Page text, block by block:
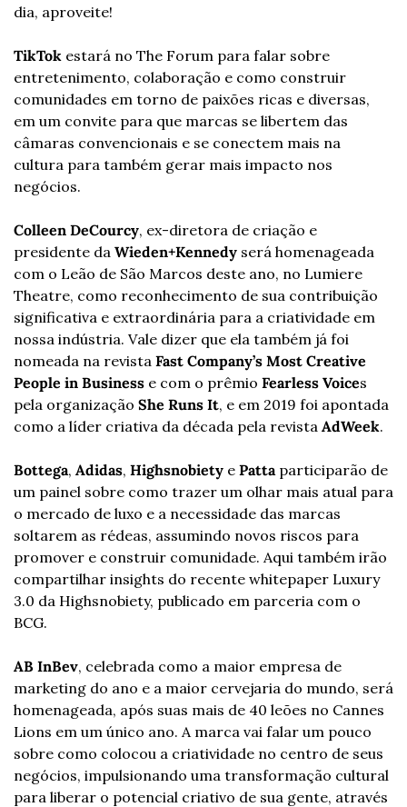
dia, aproveite!
TikTok estará no The Forum para falar sobre
entretenimento, colaboração e como construir
comunidades em torno de paixões ricas e diversas,
em um convite para que marcas se libertem das
câmaras convencionais e se conectem mais na
cultura para também gerar mais impacto nos
negócios.
Colleen DeCourcy, ex-diretora de criação e
presidente da Wieden+Kennedy será homenageada
com o Leão de São Marcos deste ano, no Lumiere
Theatre, como reconhecimento de sua contribuição
significativa e extraordinária para a criatividade em
nossa indústria. Vale dizer que ela também já foi
nomeada na revista Fast Company’s Most Creative
People in Business e com o prêmio Fearless Voices
pela organização She Runs It, e em 2019 foi apontada
como a líder criativa da década pela revista AdWeek.
Bottega, Adidas, Highsnobiety e Patta participarão de
um painel sobre como trazer um olhar mais atual para
o mercado de luxo e a necessidade das marcas
soltarem as rédeas, assumindo novos riscos para
promover e construir comunidade. Aqui também irão
compartilhar insights do recente whitepaper Luxury
3.0 da Highsnobiety, publicado em parceria com o
BCG.
AB InBev, celebrada como a maior empresa de
marketing do ano e a maior cervejaria do mundo, será
homenageada, após suas mais de 40 leões no Cannes
Lions em um único ano. A marca vai falar um pouco
sobre como colocou a criatividade no centro de seus
negócios, impulsionando uma transformação cultural
para liberar o potencial criativo de sua gente, através